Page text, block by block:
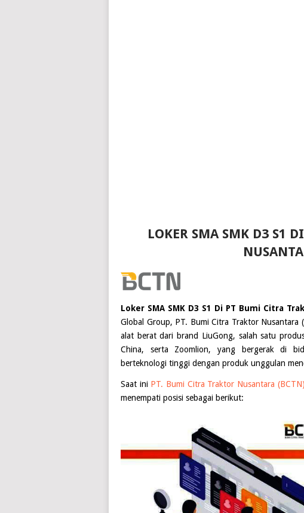
LOKER SMA SMK D3 S1
Loker SMA SMK D3 S1 Di PT Bumi Citra
Global Group, PT. Bumi Citra Traktor
alat berat dari brand LiuGong, salah satu
China, serta Zoomlion, yang bergerak di
berteknologi tinggi dengan produk unggulan
Saat ini PT. Bumi Citra Traktor Nusantara (BCTN)
menempati posisi sebagai berikut: